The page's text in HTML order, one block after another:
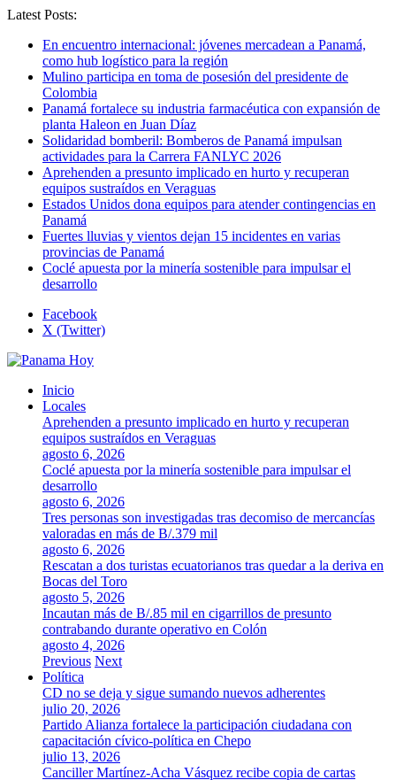
Latest Posts:
En encuentro internacional: jóvenes mercadean a Panamá,
como hub logístico para la región
Mulino participa en toma de posesión del presidente de
Colombia
Panamá fortalece su industria farmacéutica con expansión de
planta Haleon en Juan Díaz
Solidaridad bomberil: Bomberos de Panamá impulsan
actividades para la Carrera FANLYC 2026
Aprehenden a presunto implicado en hurto y recuperan
equipos sustraídos en Veraguas
Estados Unidos dona equipos para atender contingencias en
Panamá
Fuertes lluvias y vientos dejan 15 incidentes en varias
provincias de Panamá
Coclé apuesta por la minería sostenible para impulsar el
desarrollo
Facebook
X (Twitter)
Inicio
Locales
Aprehenden a presunto implicado en hurto y recuperan
equipos sustraídos en Veraguas
agosto 6, 2026
Coclé apuesta por la minería sostenible para impulsar el
desarrollo
agosto 6, 2026
Tres personas son investigadas tras decomiso de mercancías
valoradas en más de B/.379 mil
agosto 6, 2026
Rescatan a dos turistas ecuatorianos tras quedar a la deriva en
Bocas del Toro
agosto 5, 2026
Incautan más de B/.85 mil en cigarrillos de presunto
contrabando durante operativo en Colón
agosto 4, 2026
Previous Next
Política
CD no se deja y sigue sumando nuevos adherentes
julio 20, 2026
Partido Alianza fortalece la participación ciudadana con
capacitación cívico-política en Chepo
julio 13, 2026
Canciller Martínez-Acha Vásquez recibe copia de cartas